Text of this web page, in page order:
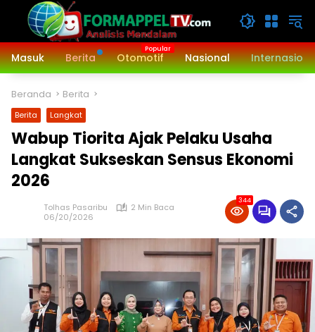
Langsung
konten
Masuk
Berita Otomotif Nasional
Beranda Berita
Berita Langkat
Wabup Tiorita Ajak Pelaku Usaha
Langkat Sukseskan Sensus Ekonomi
2026
Tolhas Pasaribu
2 Min Baca
06/20/2026
344